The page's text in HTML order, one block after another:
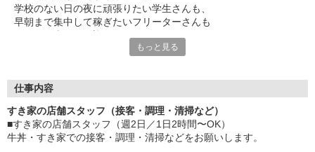
学校のない日の夜に頑張りたい学生さんも、
早朝まで集中して稼ぎたいフリーターさんも
オシャレを捨てる必要はありません！
急な出費も安心♪
■社員登用あり
将来を考えている方は必見です。
もっと見る
仕事内容
すき家の店舗スタッフ（接客・調理・清掃など）
■すき家の店舗スタッフ（週2日／1日2時間〜OK）
牛丼・すき家での接客・調理・清掃などをお願いします。